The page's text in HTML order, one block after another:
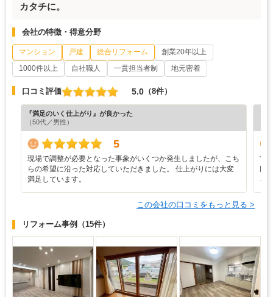
カタチに。
会社の特徴・得意分野
マンション 戸建 総合リフォーム
創業20年以上
1000件以上
自社職人 一貫担当者制 地元密着
口コミ評価 5.0 （8件）
『満足のいく仕上がり』が良かった
（50代／男性）
5
現場で調整が必要となった事象がいくつか発生しましたが、こち
らの希望に沿った対応していただきました。 仕上がりには大変
満足しています。
営
応
を
この会社の口コミをもっと見る >
リフォーム事例 （15件）